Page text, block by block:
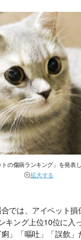
の傷病ランキング」を発表
拡大する
では、アイペット損
キング上位10位に入
」「嘔吐」「誤飲」